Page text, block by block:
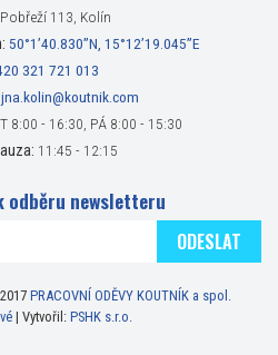
Pobřeží 113, Kolín
50°1’40.830”N, 15°12’19.045”E
321 721 013
8:00 - 16:30, PÁ 8:00 - 15:30
11:45 - 12:15
odběru newsletteru
ODESLAT
PRACOVNÍ ODĚVY KOUTNÍK a spol.
| Vytvořil: PSHK s.r.o.